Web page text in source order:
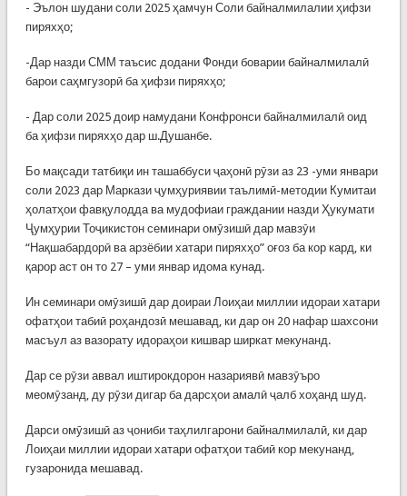
- Эълон шудани соли 2025 ҳамчун Соли байналмилалии ҳифзи
пиряхҳо;
-Дар назди СММ таъсис додани Фонди боварии байналмилалӣ
барои саҳмгузорӣ ба ҳифзи пиряхҳо;
- Дар соли 2025 доир намудани Конфронси байналмилалӣ оид
ба ҳифзи пиряхҳо дар ш.Душанбе.
Бо мақсади татбиқи ин ташаббуси ҷаҳонӣ рӯзи аз 23 -уми январи
соли 2023 дар Маркази ҷумҳуриявии таълимӣ-методии Кумитаи
ҳолатҳои фавқулодда ва мудофиаи граждании назди Ҳукумати
Ҷумҳурии Тоҷикистон семинари омӯзишӣ дар мавзӯи
“Нақшабардорӣ ва арзёбии хатари пиряхҳо” оғоз ба кор кард, ки
қарор аст он то 27 – уми январ идома кунад.
Ин семинари омӯзишӣ дар доираи Лоиҳаи миллии идораи хатари
офатҳои табиӣ роҳандозӣ мешавад, ки дар он 20 нафар шахсони
масъул аз вазорату идораҳои кишвар ширкат мекунанд.
Дар се рӯзи аввал иштирокдорон назариявӣ мавзӯъро
меомӯзанд, ду рӯзи дигар ба дарсҳои амалӣ ҷалб хоҳанд шуд.
Дарси омӯзишӣ аз ҷониби таҳлилгарони байналмилалӣ, ки дар
Лоиҳаи миллии идораи хатари офатҳои табиӣ кор мекунанд,
гузаронида мешавад.